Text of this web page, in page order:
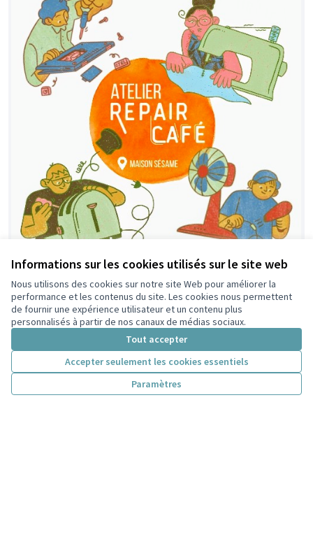
Informations sur les cookies utilisés sur le site web
Nous utilisons des cookies sur notre site Web pour améliorer la
performance et les contenus du site. Les cookies nous permettent
de fournir une expérience utilisateur et un contenu plus
personnalisés à partir de nos canaux de médias sociaux.
Tout accepter
Accepter seulement les cookies essentiels
Paramètres
31 - Maison Sésame : ouvrez la porte aux
objets réparés !
Soutenez notre projet de Repair Café à la Maison
Sésame, rue du 1er mars 1943 : un lieu convivial pour...
Convivialité et vie de quartier
Perralière Grandclément Cyprian
9 000 €